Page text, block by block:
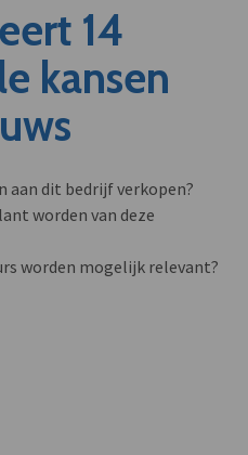
14
kansen
aan dit bedrijf verkopen?
worden van deze
worden mogelijk relevant?